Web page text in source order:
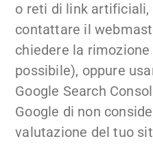
o reti di link artificiali,
contattare il
chiedere la
possibile), oppure
Google Search
Google di non
valutazione del tuo